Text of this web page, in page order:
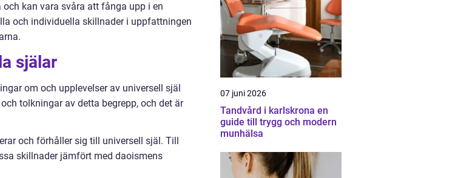
kan vara svåra att fånga upp i en
och individuella skillnader i uppfattningen
själar
om och upplevelser av universell själ
tolkningar av detta begrepp, och det är
och förhåller sig till universell själ. Till
skillnader jämfört med daoismens
07 juni 2026
Tandvård i karlskrona en
guide till trygg och modern
munhälsa